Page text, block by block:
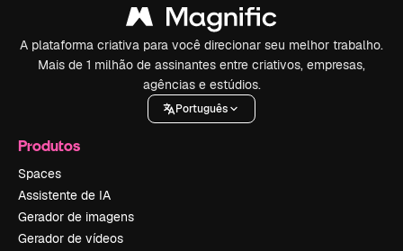
A plataforma criativa para você direcionar seu melhor trabalho.
Mais de 1 milhão de assinantes entre criativos, empresas,
agências e estúdios.
Português
Produtos
Spaces
Assistente de IA
Gerador de imagens
Gerador de vídeos